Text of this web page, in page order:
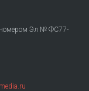
номером Эл № ФС77-